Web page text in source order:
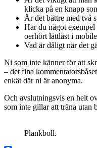
klicka på en knapp
Är det bättre med två
Har du något
oerhört lättläst i
Vad är dåligt när det
Ni som inte känner för att
– det fina
enkät där ni är anonyma.
Och avslutningsvis en helt
som inte gillar att träna utan
Plankboll.